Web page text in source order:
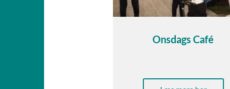
Onsdags Café